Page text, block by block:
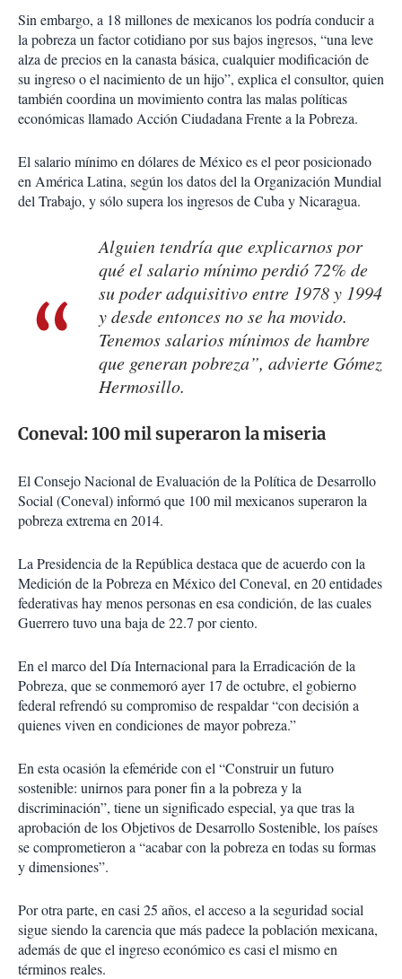
Sin embargo, a 18 millones de mexicanos los podría conducir a
la pobreza un factor cotidiano por sus bajos ingresos, “una leve
alza de precios en la canasta básica, cualquier modificación de
su ingreso o el nacimiento de un hijo”, explica el consultor, quien
también coordina un movimiento contra las malas políticas
económicas llamado Acción Ciudadana Frente a la Pobreza.
El salario mínimo en dólares de México es el peor posicionado
en América Latina, según los datos del la Organización Mundial
del Trabajo, y sólo supera los ingresos de Cuba y Nicaragua.
Alguien tendría que explicarnos por
qué el salario mínimo perdió 72% de
su poder adquisitivo entre 1978 y 1994
y desde entonces no se ha movido.
Tenemos salarios mínimos de hambre
que generan pobreza”, advierte Gómez
Hermosillo.
Coneval: 100 mil superaron la miseria
El Consejo Nacional de Evaluación de la Política de Desarrollo
Social (Coneval) informó que 100 mil mexicanos superaron la
pobreza extrema en 2014.
La Presidencia de la República destaca que de acuerdo con la
Medición de la Pobreza en México del Coneval, en 20 entidades
federativas hay menos personas en esa condición, de las cuales
Guerrero tuvo una baja de 22.7 por ciento.
En el marco del Día Internacional para la Erradicación de la
Pobreza, que se conmemoró ayer 17 de octubre, el gobierno
federal refrendó su compromiso de respaldar “con decisión a
quienes viven en condiciones de mayor pobreza.”
En esta ocasión la efeméride con el “Construir un futuro
sostenible: unirnos para poner fin a la pobreza y la
discriminación”, tiene un significado especial, ya que tras la
aprobación de los Objetivos de Desarrollo Sostenible, los países
se comprometieron a “acabar con la pobreza en todas su formas
y dimensiones”.
Por otra parte, en casi 25 años, el acceso a la seguridad social
sigue siendo la carencia que más padece la población mexicana,
además de que el ingreso económico es casi el mismo en
términos reales.